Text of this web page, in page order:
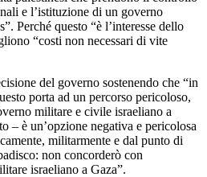
e l’istituzione di un governo
Perché questo “è l’interesse dello
“costi non necessari di vite
del governo sostenendo che “in
porta ad un percorso pericoloso,
militare e civile israeliano a
– è un’opzione negativa e pericolosa
militarmente e dal punto di
non concorderò con
israeliano a Gaza”.